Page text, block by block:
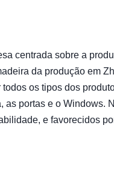
centrada sobre a
da produção em
os tipos dos
portas e o Windows.
e favorecidos